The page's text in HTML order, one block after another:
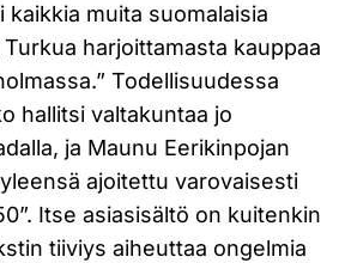
kaikkia muita suomalaisia
harjoittamasta kauppaa
Todellisuudessa
hallitsi valtakuntaa jo
ja Maunu Eerikinpojan
ajoitettu varovaisesti
Itse asiasisältö on kuitenkin
tiiviys aiheuttaa ongelmia